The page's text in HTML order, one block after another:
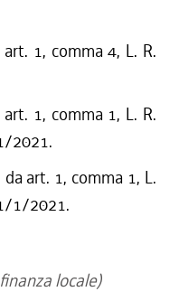
1, comma 4, L. R.
1, comma 1, L. R.
2021.
art. 1, comma 1, L.
1/2021.
locale)